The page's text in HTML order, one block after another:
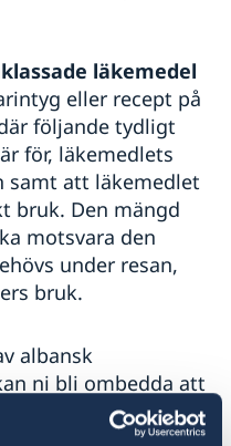
18 år
18 år
en olycka
läkemedel
eller recept på
följande tydligt
för, läkemedlets
samt att läkemedlet
bruk. Den mängd
motsvara den
under resan,
bruk.
albansk
ni bli ombedda att
Till detta ska ert
signeras. Det